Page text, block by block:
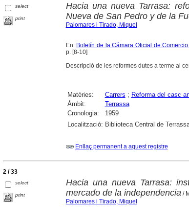
select
print
Hacia una nueva Tarrasa:
Nueva de San Pedro y de la
Palomares i Tirado, Miquel
En: Boletín de la Cámara Oficial de
p. [8-10]
Descripció de les reformes dutes a terme al
Matèries: Carrers ; Reforma del casc
Àmbit:
Terrassa
Cronologia:
1959
Localització: Biblioteca Central de
Enllaç permanent a aquest registre
2 / 33
select
print
Hacia una nueva Tarrasa:
mercado de la independencia/
Palomares i Tirado, Miquel